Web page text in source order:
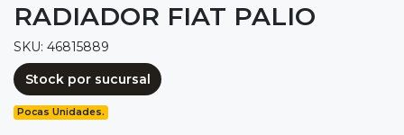
RADIADOR FIAT PALIO
SKU: 46815889
Stock por sucursal
Pocas Unidades.